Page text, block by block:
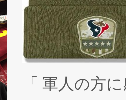
「 軍人の方